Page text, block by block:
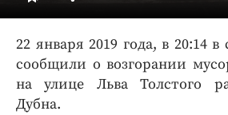
22 января 2019 года, в 20:14
сообщили о возгорании
на улице Льва Толстого
Дубна.